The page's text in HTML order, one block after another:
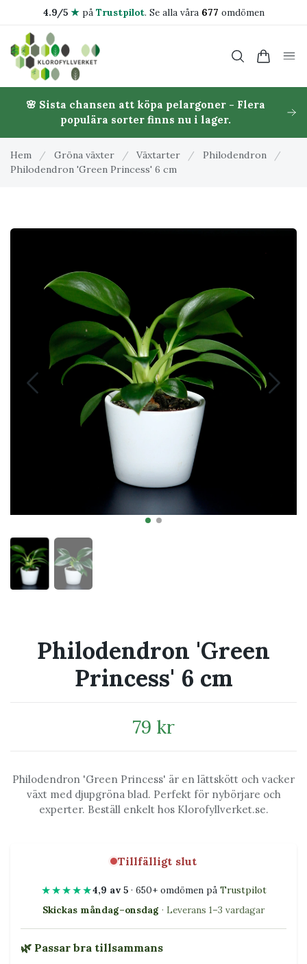
4.9/5 ★på Trustpilot. Se alla våra 677 omdömen
🌸 Sista chansen att köpa pelargoner - Flera
populära sorter finns nu i lager.
Hem / Gröna växter / Växtarter / Philodendron
/
Philodendron 'Green Princess' 6 cm
Philodendron 'Green
Princess' 6 cm
79 kr
Philodendron 'Green Princess' är en lättskött och vacker
växt med djupgröna blad. Perfekt för nybörjare och
experter. Beställ enkelt hos Klorofyllverket.se.
Tillfälligt slut
★★★★★4,9 av 5· 650+ omdömen på Trustpilot
Skickas måndag–onsdag · Leverans 1–3 vardagar
🌿 Passar bra tillsammans